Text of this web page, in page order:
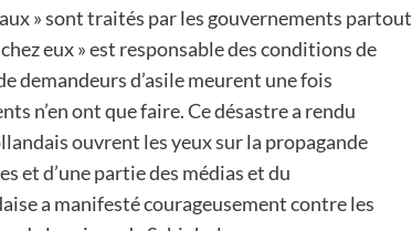
» sont traités par les gouvernements partout
eux » est responsable des conditions de
demandeurs d’asile meurent une fois
n’en ont que faire. Ce désastre a rendu
ouvrent les yeux sur la propagande
et d’une partie des médias et du
a manifesté courageusement contre les